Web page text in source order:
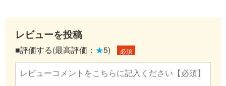
レビューを投稿
■評価する(最高評価： ★5) 必須